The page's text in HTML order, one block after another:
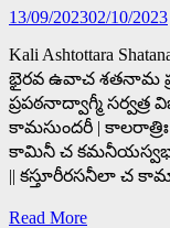
13/09/202302/10/2023
Kali Ashtottara
భైరవ ఉవాచ శతనామ
ప్రపఠనాద్వాగ్మీ
కామసుందరీ |
కామినీ చ కమనీయస్వభావినీ
|| కస్తూరీరసనీలా చ
Read More